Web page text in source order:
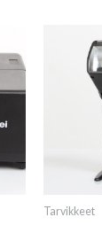
Tarvikkeet